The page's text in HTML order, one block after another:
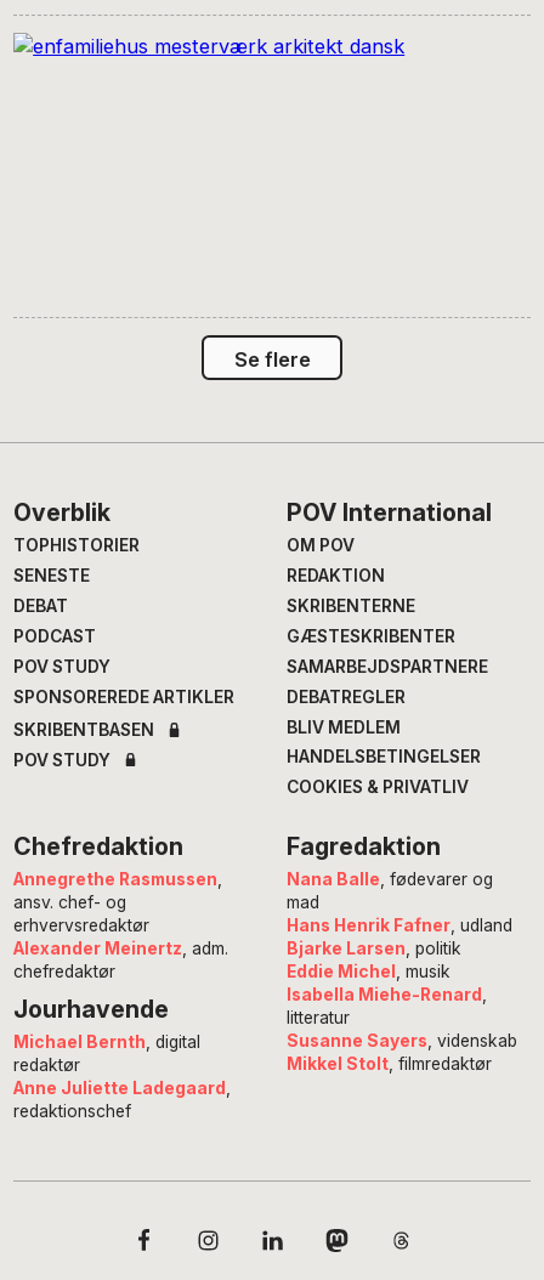
Se flere
Footer
Overblik
TOPHISTORIER
SENESTE
DEBAT
PODCAST
POV STUDY
SPONSOREREDE ARTIKLER
SKRIBENTBASEN
POV STUDY
POV International
OM POV
REDAKTION
SKRIBENTERNE
GÆSTESKRIBENTER
SAMARBEJDSPARTNERE
DEBATREGLER
BLIV MEDLEM
HANDELSBETINGELSER
COOKIES & PRIVATLIV
Chefredaktion
Annegrethe Rasmussen
ansv. chef- og
erhvervsredaktør
Alexander Meinertz , adm.
chefredaktør
Jourhavende
Michael Bernth , digital
redaktør
Anne Juliette Ladegaard
redaktionschef
Fagredaktion
Nana Balle , fødevarer og
mad
Hans Henrik Fafner, udland
Bjarke Larsen , politik
Eddie Michel
, musik
Isabella Miehe-Renard
litteratur
Susanne Sayers , videnskab
Mikkel Stolt, filmredaktør